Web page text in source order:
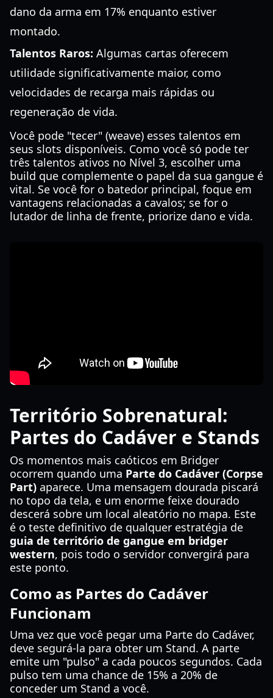
dano da arma em 17% enquanto estiver
montado.
Talentos Raros: Algumas cartas oferecem
utilidade significativamente maior, como
velocidades de recarga mais rápidas ou
regeneração de vida.
Você pode "tecer" (weave) esses talentos em
seus slots disponíveis. Como você só pode ter
três talentos ativos no Nível 3, escolher uma
build que complemente o papel da sua gangue é
vital. Se você for o batedor principal, foque em
vantagens relacionadas a cavalos; se for o
lutador de linha de frente, priorize dano e vida.
Território Sobrenatural:
Partes do Cadáver e Stands
Os momentos mais caóticos em Bridger
ocorrem quando uma Parte do Cadáver (Corpse
Part) aparece. Uma mensagem dourada piscará
no topo da tela, e um enorme feixe dourado
descerá sobre um local aleatório no mapa. Este
é o teste definitivo de qualquer estratégia de
guia de território de gangue em bridger
western, pois todo o servidor convergirá para
este ponto.
Como as Partes do Cadáver
Funcionam
Uma vez que você pegar uma Parte do Cadáver,
deve segurá-la para obter um Stand. A parte
emite um "pulso" a cada poucos segundos. Cada
pulso tem uma chance de 15% a 20% de
conceder um Stand a você.